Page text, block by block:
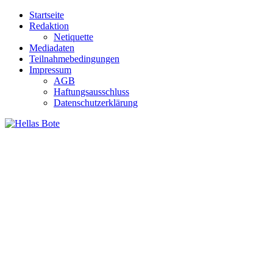
Zum
Inhalt
Startseite
Redaktion
Netiquette
Mediadaten
Teilnahmebedingungen
Impressum
AGB
Haftungsausschluss
Datenschutzerklärung